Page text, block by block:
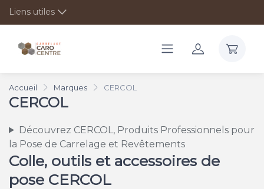
Liens utiles
Accueil Marques CERCOL
CERCOL
Découvrez CERCOL, Produits Professionnels pour
la Pose de Carrelage et Revêtements
Colle, outils et accessoires de
pose CERCOL